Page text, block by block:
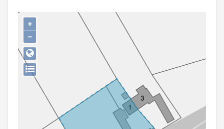
Gebeurtenis
Persoon of collectief
Downloads
Hergebruik
+
−